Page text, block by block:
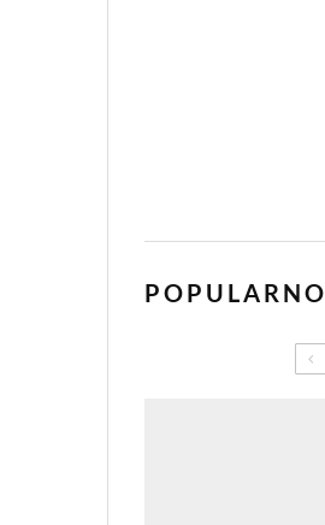
POPULARNO